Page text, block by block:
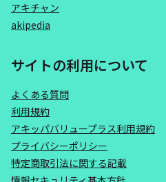
アキチャン
akipedia
サイトの利用について
よくある質問
利用規約
アキッパバリュープラス利用規約
プライバシーポリシー
特定商取引法に関する記載